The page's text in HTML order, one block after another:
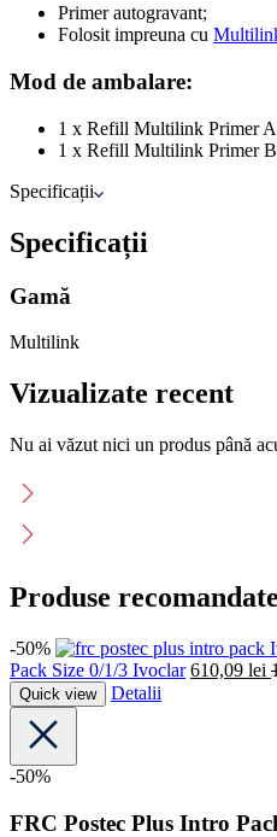
Primer autogravant;
Folosit impreuna cu
Mod de ambalare:
1 x Refill Multilink Primer
1 x Refill Multilink Primer
Specificații
Specificații
Gamă
Multilink
Vizualizate recent
Nu ai văzut nici un produs până
Produse recomandate
-50%
Pack Size 0/1/3 Ivoclar 610,09 lei
Quick view Detalii
-50%
FRC Postec Plus Intro